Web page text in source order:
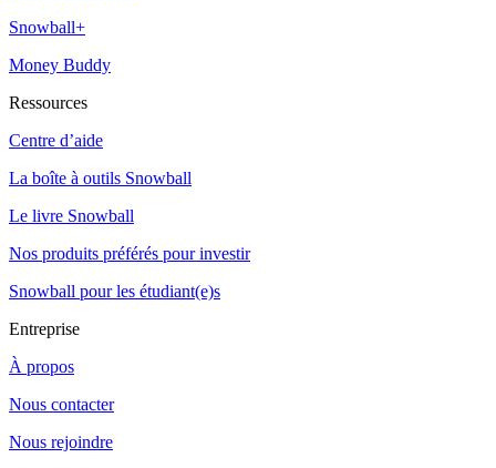
Snowball+
Money Buddy
Ressources
Centre d’aide
La boîte à outils Snowball
Le livre Snowball
Nos produits préférés pour investir
Snowball pour les étudiant(e)s
Entreprise
À propos
Nous contacter
Nous rejoindre